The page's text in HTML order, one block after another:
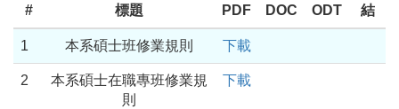
# 標題 PDF DOC ODT
結
1 本系碩士班修業規則 下載
2
本系碩士在職專班修業規
則
下載